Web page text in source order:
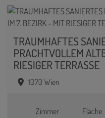
TRAUMHAFTES
PRACHTVOLLEM
RIESIGER TERRASSE
1070 Wien
Zimmer Fläche